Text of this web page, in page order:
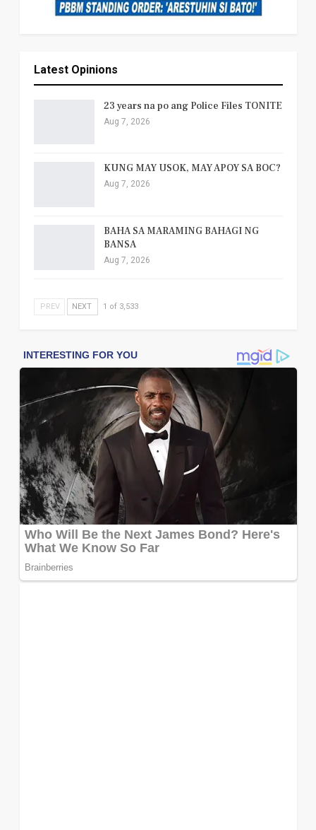
Latest Opinions
23 years na po ang Police Files TONITE
Aug 7, 2026
KUNG MAY USOK, MAY APOY SA BOC?
Aug 7, 2026
BAHA SA MARAMING BAHAGI NG
BANSA
Aug 7, 2026
PREV NEXT 1 of 3,533